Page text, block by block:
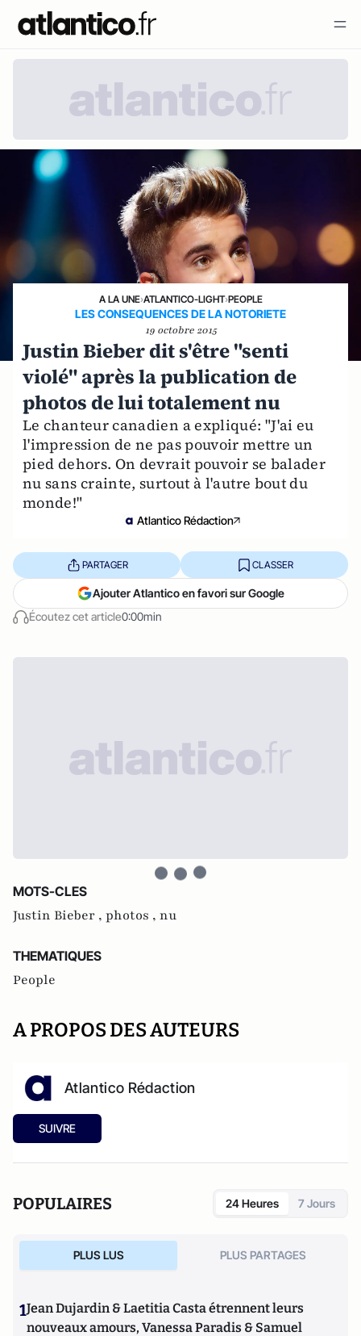
A LA UNE›ATLANTICO-LIGHT›PEOPLE
LES CONSEQUENCES DE LA NOTORIETE
19 octobre 2015
Justin Bieber dit s'être "senti
violé" après la publication de
photos de lui totalement nu
Le chanteur canadien a expliqué: "J'ai eu
l'impression de ne pas pouvoir mettre un
pied dehors. On devrait pouvoir se balader
nu sans crainte, surtout à l'autre bout du
monde!"
Atlantico Rédaction
Écoutez cet article0:00min
PARTAGER CLASSER
Ajouter Atlantico en favori sur Google
MOTS-CLES
Justin Bieber , photos , nu
THEMATIQUES
People
A PROPOS DES AUTEURS
Atlantico Rédaction
SUIVRE
POPULAIRES 24 Heures 7 Jours
PLUS LUS PLUS PARTAGES
1Jean Dujardin & Laetitia Casta étrennent leurs
nouveaux amours, Vanessa Paradis & Samuel